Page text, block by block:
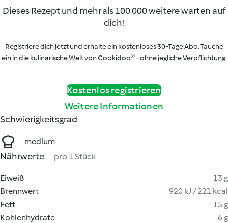
Dieses Rezept und mehr als 100 000 weitere warten auf
dich!
Registriere dich jetzt und erhalte ein kostenloses 30-Tage Abo. Tauche
ein in die kulinarische Welt von Cookidoo® - ohne jegliche Verpflichtung.
Kostenlos registrieren
Weitere Informationen
Schwierigkeitsgrad
medium
Nährwerte pro 1 Stück
Eiweiß
13 g
Brennwert
920 kJ / 221 kcal
Fett
15 g
Kohlenhydrate
6 g